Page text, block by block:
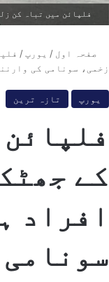
فلپائن میں تباہ کن زلزلہ، 7.8 شدت کے جھٹکوں سے عمارتیں زمین بوس، 32 افراد ہلاک، 200 سے
صفحہ اول / یورپ/
زخمی، سونامی کی
یورپ تازہ ترین